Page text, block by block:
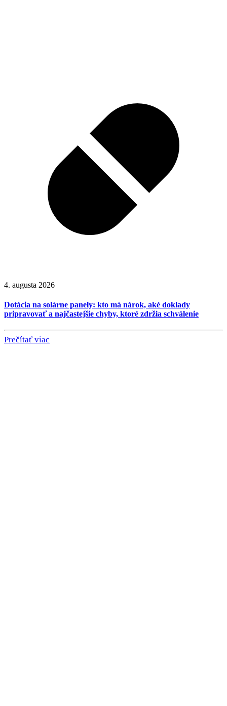
4. augusta 2026
Dotácia na solárne panely: kto má nárok, aké doklady
pripravovať a najčastejšie chyby, ktoré zdržia schválenie
Prečítať viac